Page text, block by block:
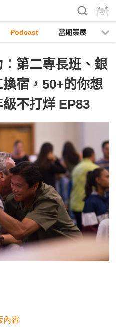
Podcast 當期策展
第二專長班、銀
宿，50+的你想
不打烊 EP83
內容